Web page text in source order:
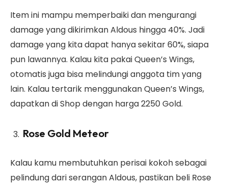
Item ini mampu memperbaiki dan mengurangi
damage yang dikirimkan Aldous hingga 40%. Jadi
damage yang kita dapat hanya sekitar 60%, siapa
pun lawannya. Kalau kita pakai Queen’s Wings,
otomatis juga bisa melindungi anggota tim yang
lain. Kalau tertarik menggunakan Queen’s Wings,
dapatkan di Shop dengan harga 2250 Gold.
Rose Gold Meteor
Kalau kamu membutuhkan perisai kokoh sebagai
pelindung dari serangan Aldous, pastikan beli Rose